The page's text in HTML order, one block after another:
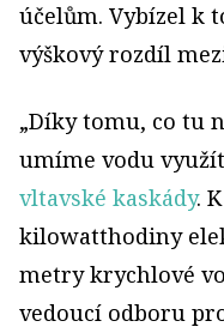
účelům. Vybízel k
výškový rozdíl
„Díky tomu, co tu
umíme vodu
vltavské kaskády.
kilowatthodiny
metry krychlové
vedoucí odboru